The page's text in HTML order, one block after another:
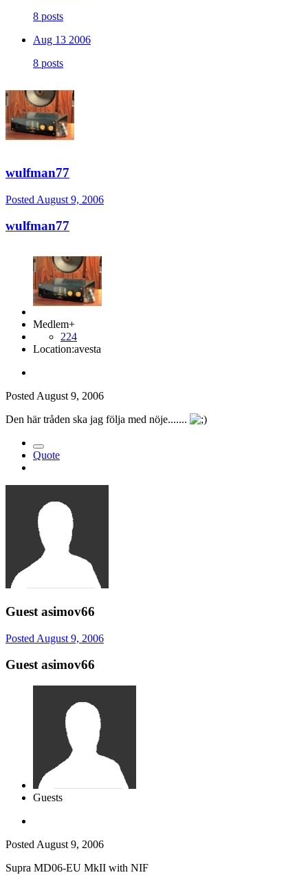
8 posts
Aug 13 2006
8 posts
wulfman77
Posted August 9, 2006
wulfman77
Medlem+
224
Location:avesta
Posted August 9, 2006
Den här tråden ska jag följa med nöje.......
Quote
Guest asimov66
Posted August 9, 2006
Guest asimov66
Guests
Posted August 9, 2006
Supra MD06-EU MkII with NIF